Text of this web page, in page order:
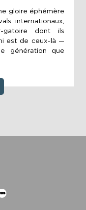
gloire éphémère
internationaux,
gatoire dont ils
est de ceux-là —
génération que